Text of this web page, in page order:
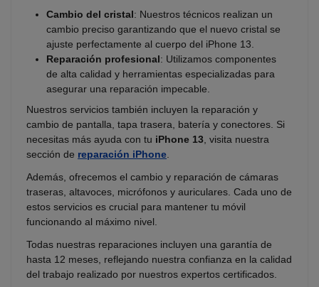
Cambio del cristal: Nuestros técnicos realizan un
cambio preciso garantizando que el nuevo cristal se
ajuste perfectamente al cuerpo del iPhone 13.
Reparación profesional: Utilizamos componentes
de alta calidad y herramientas especializadas para
asegurar una reparación impecable.
Nuestros servicios también incluyen la reparación y
cambio de pantalla, tapa trasera, batería y conectores. Si
necesitas más ayuda con tu iPhone 13 , visita nuestra
sección de reparación iPhone
Además, ofrecemos el cambio y reparación de cámaras
traseras, altavoces, micrófonos y auriculares. Cada uno de
estos servicios es crucial para mantener tu móvil
funcionando al máximo nivel.
Todas nuestras reparaciones incluyen una garantía de
hasta 12 meses, reflejando nuestra confianza en la calidad
del trabajo realizado por nuestros expertos certificados.